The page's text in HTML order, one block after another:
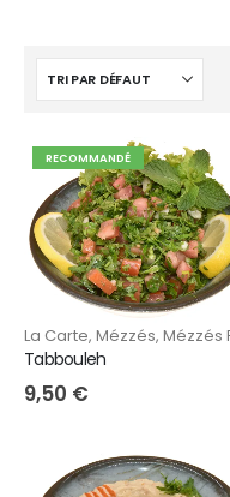
RECOMMANDÉ
La Carte, Mézzés, Mézzés
Tabbouleh
9,50 €